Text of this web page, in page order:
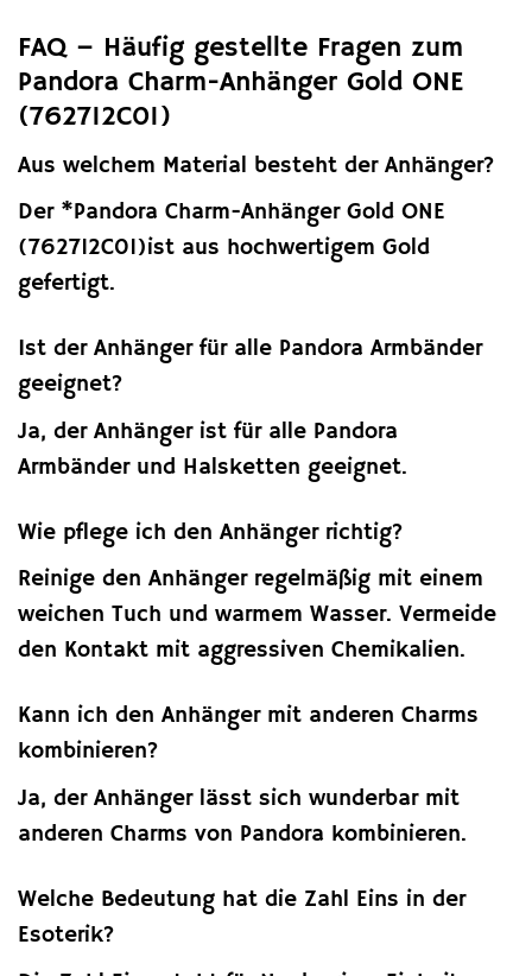
FAQ – Häufig gestellte Fragen zum
Pandora Charm-Anhänger Gold ONE
(762712C01)
Aus welchem Material besteht der Anhänger?
Der *Pandora Charm-Anhänger Gold ONE
(762712C01)ist aus hochwertigem Gold
gefertigt.
Ist der Anhänger für alle Pandora Armbänder
geeignet?
Ja, der Anhänger ist für alle Pandora
Armbänder und Halsketten geeignet.
Wie pflege ich den Anhänger richtig?
Reinige den Anhänger regelmäßig mit einem
weichen Tuch und warmem Wasser. Vermeide
den Kontakt mit aggressiven Chemikalien.
Kann ich den Anhänger mit anderen Charms
kombinieren?
Ja, der Anhänger lässt sich wunderbar mit
anderen Charms von Pandora kombinieren.
Welche Bedeutung hat die Zahl Eins in der
Esoterik?